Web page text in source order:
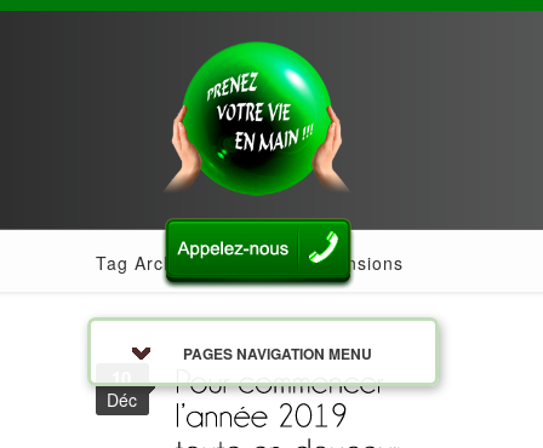
PAGES NAVIGATION MENU
Tag Archives: évacuer les tensions
10
Déc